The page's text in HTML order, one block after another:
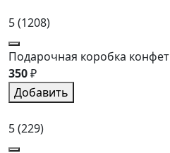
5(1208)
Подарочная коробка конфет
350₽
Добавить
5(229)